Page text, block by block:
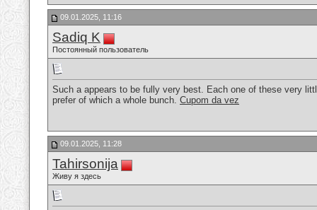
09.01.2025, 11:16
Sadiq K
Постоянный пользователь
Such a appears to be fully very best. Each one of these very
prefer of which a whole bunch. Cupom da vez
09.01.2025, 11:28
Tahirsonija
Живу я здесь